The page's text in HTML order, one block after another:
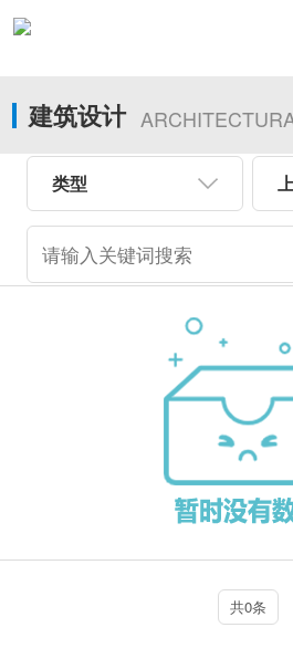
建筑设计
类型
共0条